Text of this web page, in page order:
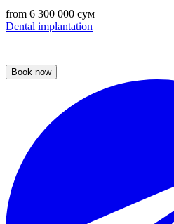
from 6 300 000 сум
Dental implantation
Book now